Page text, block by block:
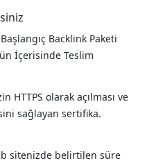
Backlink Paketi
İçerisinde Teslim
HTTPS olarak açılması ve
sağlayan sertifika.
sitenizde belirtilen süre